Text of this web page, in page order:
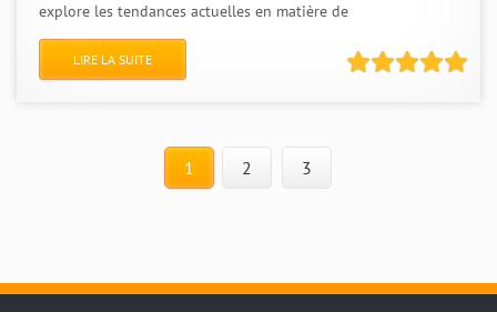
explore les tendances actuelles en matière de
LIRE LA SUITE
1 2 3